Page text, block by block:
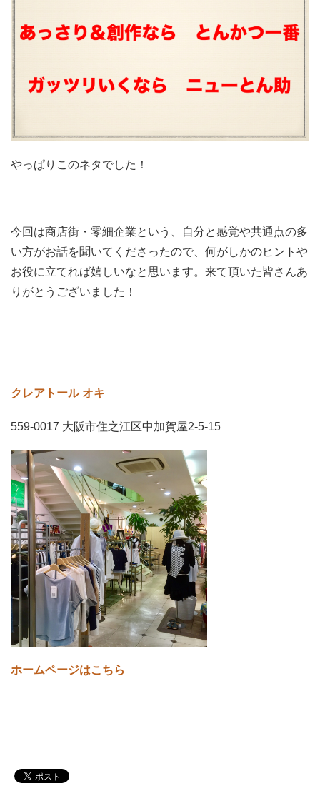
やっぱりこのネタでした！
今回は商店街・零細企業という、自分と感覚や共通点の多
い方がお話を聞いてくださったので、何がしかのヒントや
お役に立てれば嬉しいなと思います。来て頂いた皆さんあ
りがとうございました！
クレアトール オキ
559-0017 大阪市住之江区中加賀屋2-5-15
ホームページはこちら